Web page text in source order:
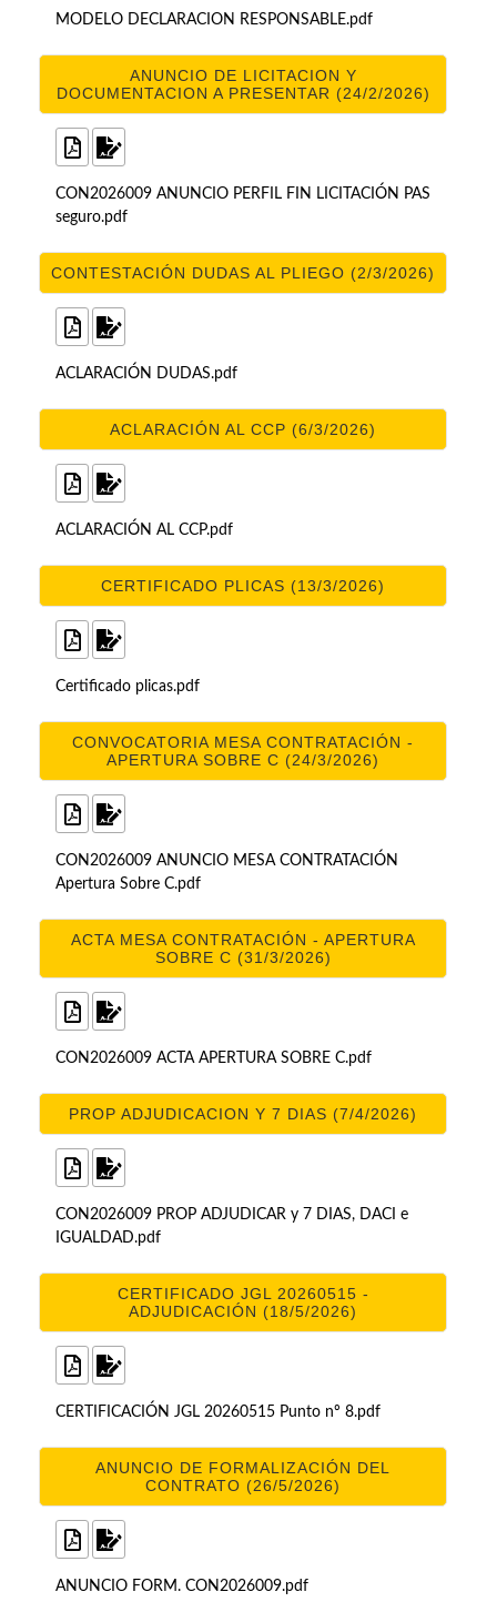
MODELO DECLARACION RESPONSABLE.pdf
ANUNCIO DE LICITACION Y
DOCUMENTACION A PRESENTAR (24/2/2026)
CON2026009 ANUNCIO PERFIL FIN LICITACIÓN PAS
seguro.pdf
CONTESTACIÓN DUDAS AL PLIEGO (2/3/2026)
ACLARACIÓN DUDAS.pdf
ACLARACIÓN AL CCP (6/3/2026)
ACLARACIÓN AL CCP.pdf
CERTIFICADO PLICAS (13/3/2026)
Certificado plicas.pdf
CONVOCATORIA MESA CONTRATACIÓN -
APERTURA SOBRE C (24/3/2026)
CON2026009 ANUNCIO MESA CONTRATACIÓN
Apertura Sobre C.pdf
ACTA MESA CONTRATACIÓN - APERTURA
SOBRE C (31/3/2026)
CON2026009 ACTA APERTURA SOBRE C.pdf
PROP ADJUDICACION Y 7 DIAS (7/4/2026)
CON2026009 PROP ADJUDICAR y 7 DIAS, DACI e
IGUALDAD.pdf
CERTIFICADO JGL 20260515 -
ADJUDICACIÓN (18/5/2026)
CERTIFICACIÓN JGL 20260515 Punto nº 8.pdf
ANUNCIO DE FORMALIZACIÓN DEL
CONTRATO (26/5/2026)
ANUNCIO FORM. CON2026009.pdf